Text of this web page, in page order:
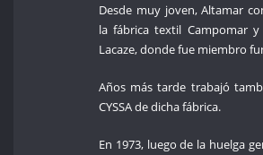
Desde muy joven, Altamar
la fábrica textil Campomar y
Lacaze, donde fue miembro
Años más tarde trabajó
CYSSA de dicha fábrica.
En 1973, luego de la huelga